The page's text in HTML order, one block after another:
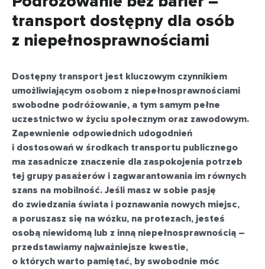
transport dostępny dla osób
z niepełnosprawnościami
Dostępny transport jest kluczowym czynnikiem
umożliwiającym osobom z niepełnosprawnościami
swobodne podróżowanie, a tym samym pełne
uczestnictwo w życiu społecznym oraz zawodowym.
Zapewnienie odpowiednich udogodnień
i dostosowań w środkach transportu publicznego
ma zasadnicze znaczenie dla zaspokojenia potrzeb
tej grupy pasażerów i zagwarantowania im równych
szans na mobilność. Jeśli masz w sobie pasję
do zwiedzania świata i poznawania nowych miejsc,
a poruszasz się na wózku, na protezach, jesteś
osobą niewidomą lub z inną niepełnosprawnością –
przedstawiamy najważniejsze kwestie,
o których warto pamiętać, by swobodnie móc